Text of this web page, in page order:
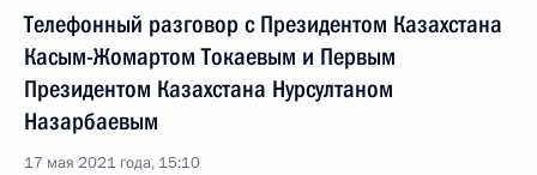
Телефонный разговор с Президентом Казахстана
Касым-Жомартом Токаевым и Первым
Президентом Казахстана Нурсултаном
Назарбаевым
17 мая 2021 года, 15:10